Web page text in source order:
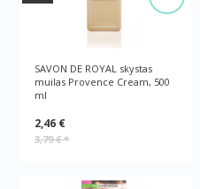
SAVON DE ROYAL skystas
muilas Provence Cream, 500
ml
2,46 €
3,79 €*